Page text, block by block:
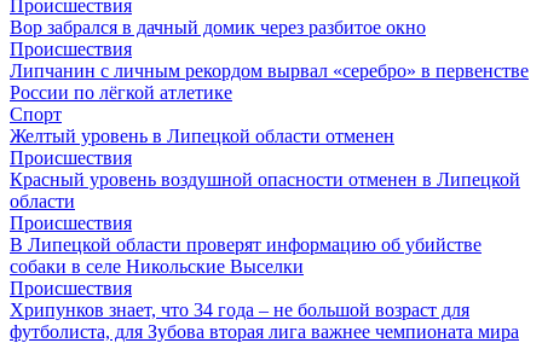
Происшествия
Вор забрался в дачный домик через разбитое окно
Происшествия
Липчанин с личным рекордом вырвал «серебро» в первенстве
России по лёгкой атлетике
Спорт
Желтый уровень в Липецкой области отменен
Происшествия
Красный уровень воздушной опасности отменен в Липецкой
области
Происшествия
В Липецкой области проверят информацию об убийстве
собаки в селе Никольские Выселки
Происшествия
Хрипунков знает, что 34 года – не большой возраст для
футболиста, для Зубова вторая лига важнее чемпионата мира